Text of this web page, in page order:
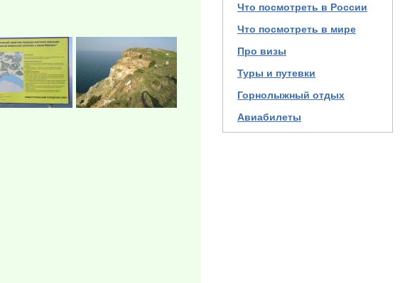
Что посмотреть в России
Что посмотреть в мире
Про визы
Туры и путевки
Горнолыжный отдых
Авиабилеты